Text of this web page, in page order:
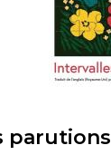
parutions